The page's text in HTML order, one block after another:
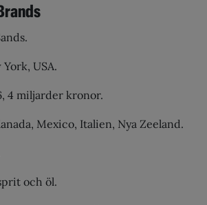
USA.
4 miljarder kronor.
Mexico, Italien, Nya Zeeland.
och öl.